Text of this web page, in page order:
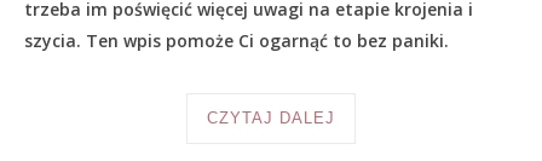
trzeba im poświęcić więcej uwagi na etapie krojenia i
szycia. Ten wpis pomoże Ci ogarnąć to bez paniki.
CZYTAJ DALEJ